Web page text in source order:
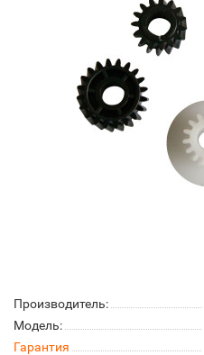
Производитель:
Модель:
Гарантия